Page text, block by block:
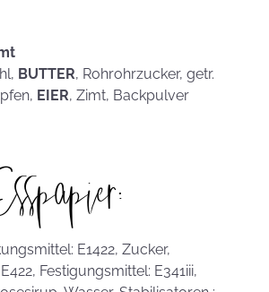
BUTTER, Rohrohrzucker, getr.
EIER, Zimt, Backpulver
E1422, Zucker,
Festigungsmittel: E341iii,